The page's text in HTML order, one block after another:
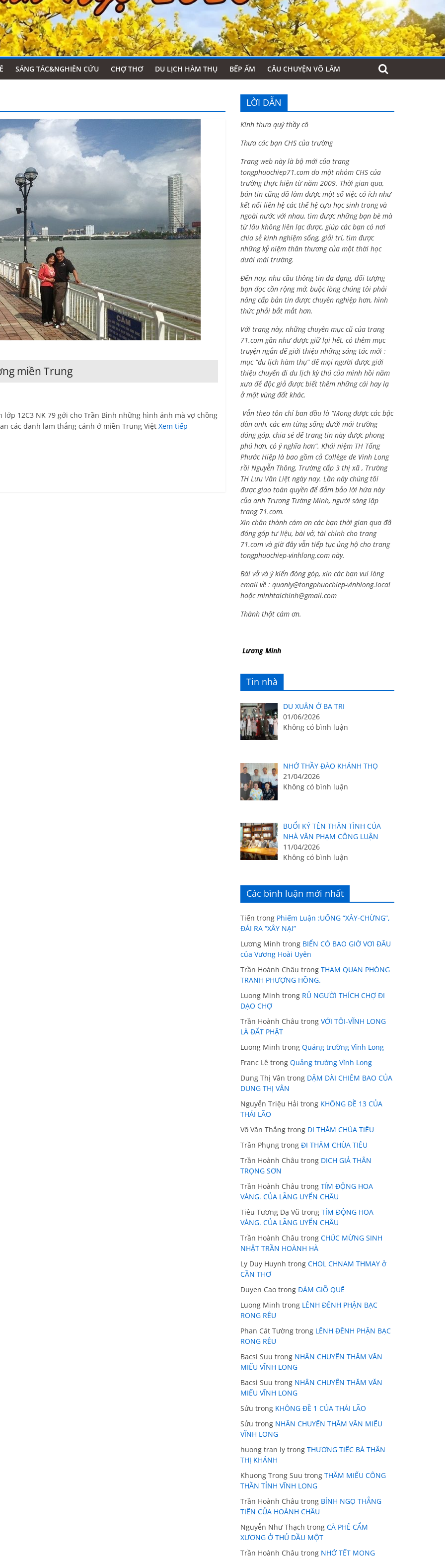
SÁNG TÁC&NGHIÊN CỨU CHỢ THƠ DU LỊCH HÀM THỤ BẾP ẤM CÂU CHUYỆN VÕ LÂM
miền Trung
lớp 12C3 NK 79 gởi cho Trần Bình những hình ảnh mà vợ chồng
các danh lam thắng cảnh ở miền Trung Việt Xem tiếp
LỜI DẪN
Kính thưa quý thầy cô
Thưa các bạn CHS của trường
Trang web này là bộ mới của trang
tongphuochiep71.com do một nhóm CHS của
trường thực hiện từ năm 2009. Thời gian qua,
bản tin cũng đã làm được một số việc có ích như
kết nối liên hệ các thế hệ cựu học sinh trong và
ngoài nước với nhau, tìm được những bạn bè mà
từ lâu không liên lạc được, giúp các bạn có nơi
chia sẻ kinh nghiệm sống, giải trí, tìm được
những kỷ niệm thân thương của một thời học
dưới mái trường.
Đến nay, nhu cầu thông tin đa dạng, đối tượng
bạn đọc cần rộng mở, buộc lòng chúng tôi phải
nâng cấp bản tin được chuyên nghiệp hơn, hình
thức phải bắt mắt hơn.
Với trang này, những chuyên mục cũ của trang
71.com gần như được giữ lại hết, có thêm mục
truyện ngắn để giới thiệu những sáng tác mới ;
mục “du lịch hàm thụ” để mọi người được giới
thiệu chuyến đi du lịch kỳ thú của mình hồi năm
xưa để độc giả được biết thêm những cái hay lạ
ở một vùng đất khác.
Vẫn theo tôn chỉ ban đầu là “Mong được các bậc
đàn anh, các em từng sống dưới mái trường
đóng góp, chia sẻ để trang tin này được phong
phú hơn, có ý nghĩa hơn”. Khái niệm TH Tống
Phước Hiệp là bao gồm cả Collège de Vinh Long
rồi Nguyễn Thông, Trường cấp 3 thị xã , Trường
TH Lưu Văn Liệt ngày nay. Lần này chúng tôi
được giao toàn quyền để đảm bảo lời hứa này
của anh Trương Tường Minh, người sáng lập
trang 71.com.
Xin chân thành cám ơn các bạn thời gian qua đã
đóng góp tư liệu, bài vở, tài chính cho trang
71.com và giờ đây vẫn tiếp tục ủng hộ cho trang
tongphuochiep-vinhlong.com này.
Bài vở và ý kiến đóng góp, xin các bạn vui lòng
email về : quanly@tongphuochiep-vinhlong.local
hoặcminhtaichinh@gmail.com
Thành thật cám ơn.
Lương Minh
Tin nhà
DU XUÂN Ở BA TRI
01/06/2026
Không có bình luận
NHỚ THẦY ĐÀO KHÁNH THỌ
21/04/2026
Không có bình luận
BUỔI KÝ TÊN THÂN TÌNH CỦA
NHÀ VĂN PHẠM CÔNG LUẬN
11/04/2026
Không có bình luận
Các bình luận mới nhất
Tiến trong Phiếm Luận :UỐNG “XÂY-CHỪNG”,
ĐÁI RA “XÂY NẠI”
Lương Minh trong BIỂN CÓ BAO GIỜ VƠI ĐÂU
của Vương Hoài Uyên
Trần Hoành Châu trong THAM QUAN PHÒNG
TRANH PHƯỢNG HỒNG.
Luong Minh trong RỦ NGƯỜI THÍCH CHỢ ĐI
DẠO CHỢ
Trần Hoành Châu trong VỚI TÔI-VĨNH LONG
LÀ ĐẤT PHẬT
Luong Minh trong Quảng trường Vĩnh Long
Franc Lê trong Quảng trường Vĩnh Long
Dung Thị Vân trong DẶM DÀI CHIÊM BAO CỦA
DUNG THỊ VÂN
Nguyễn Triệu Hải trong KHÔNG ĐỀ 13 CỦA
THÁI LÃO
Võ Văn Thắng trong ĐI THĂM CHÙA TIÊU
Trần Phụng trong ĐI THĂM CHÙA TIÊU
Trần Hoành Châu trong DICH GIẢ THÂN
TRỌNG SƠN
Trần Hoành Châu trong TÍM ĐỘNG HOA
VÀNG. CỦA LÃNG UYỂN CHÂU
Tiêu Tương Dạ Vũ trong TÍM ĐỘNG HOA
VÀNG. CỦA LÃNG UYỂN CHÂU
Trần Hoành Châu trong CHÚC MỪNG SINH
NHẬT TRẦN HOÀNH HÀ
Ly Duy Huynh trong CHOL CHNAM THMAY ở
CẦN THƠ
Duyen Cao trong ĐÁM GIỖ QUÊ
Luong Minh trong LÊNH ĐÊNH PHẬN BẠC
RONG RÊU
Phan Cát Tường trong LÊNH ĐÊNH PHẬN BẠC
RONG RÊU
Bacsi Suu trong NHÂN CHUYẾN THĂM VĂN
MIẾU VĨNH LONG
Bacsi Suu trong NHÂN CHUYẾN THĂM VĂN
MIẾU VĨNH LONG
Sửu trong KHÔNG ĐỀ 1 CỦA THÁI LÃO
Sửu trong NHÂN CHUYẾN THĂM VĂN MIẾU
VĨNH LONG
huong tran ly trong THƯƠNG TIẾC BÀ THÂN
THỊ KHÁNH
Khuong Trong Suu trong THĂM MIẾU CÔNG
THẦN TỈNH VĨNH LONG
Trần Hoành Châu trong BÍNH NGỌ THẲNG
TIẾN CỦA HOÀNH CHÂU
Nguyễn Như Thạch trong CÀ PHÊ CẨM
XƯƠNG Ở THỦ DẦU MỘT
Trần Hoành Châu trong NHỚ TẾT MONG